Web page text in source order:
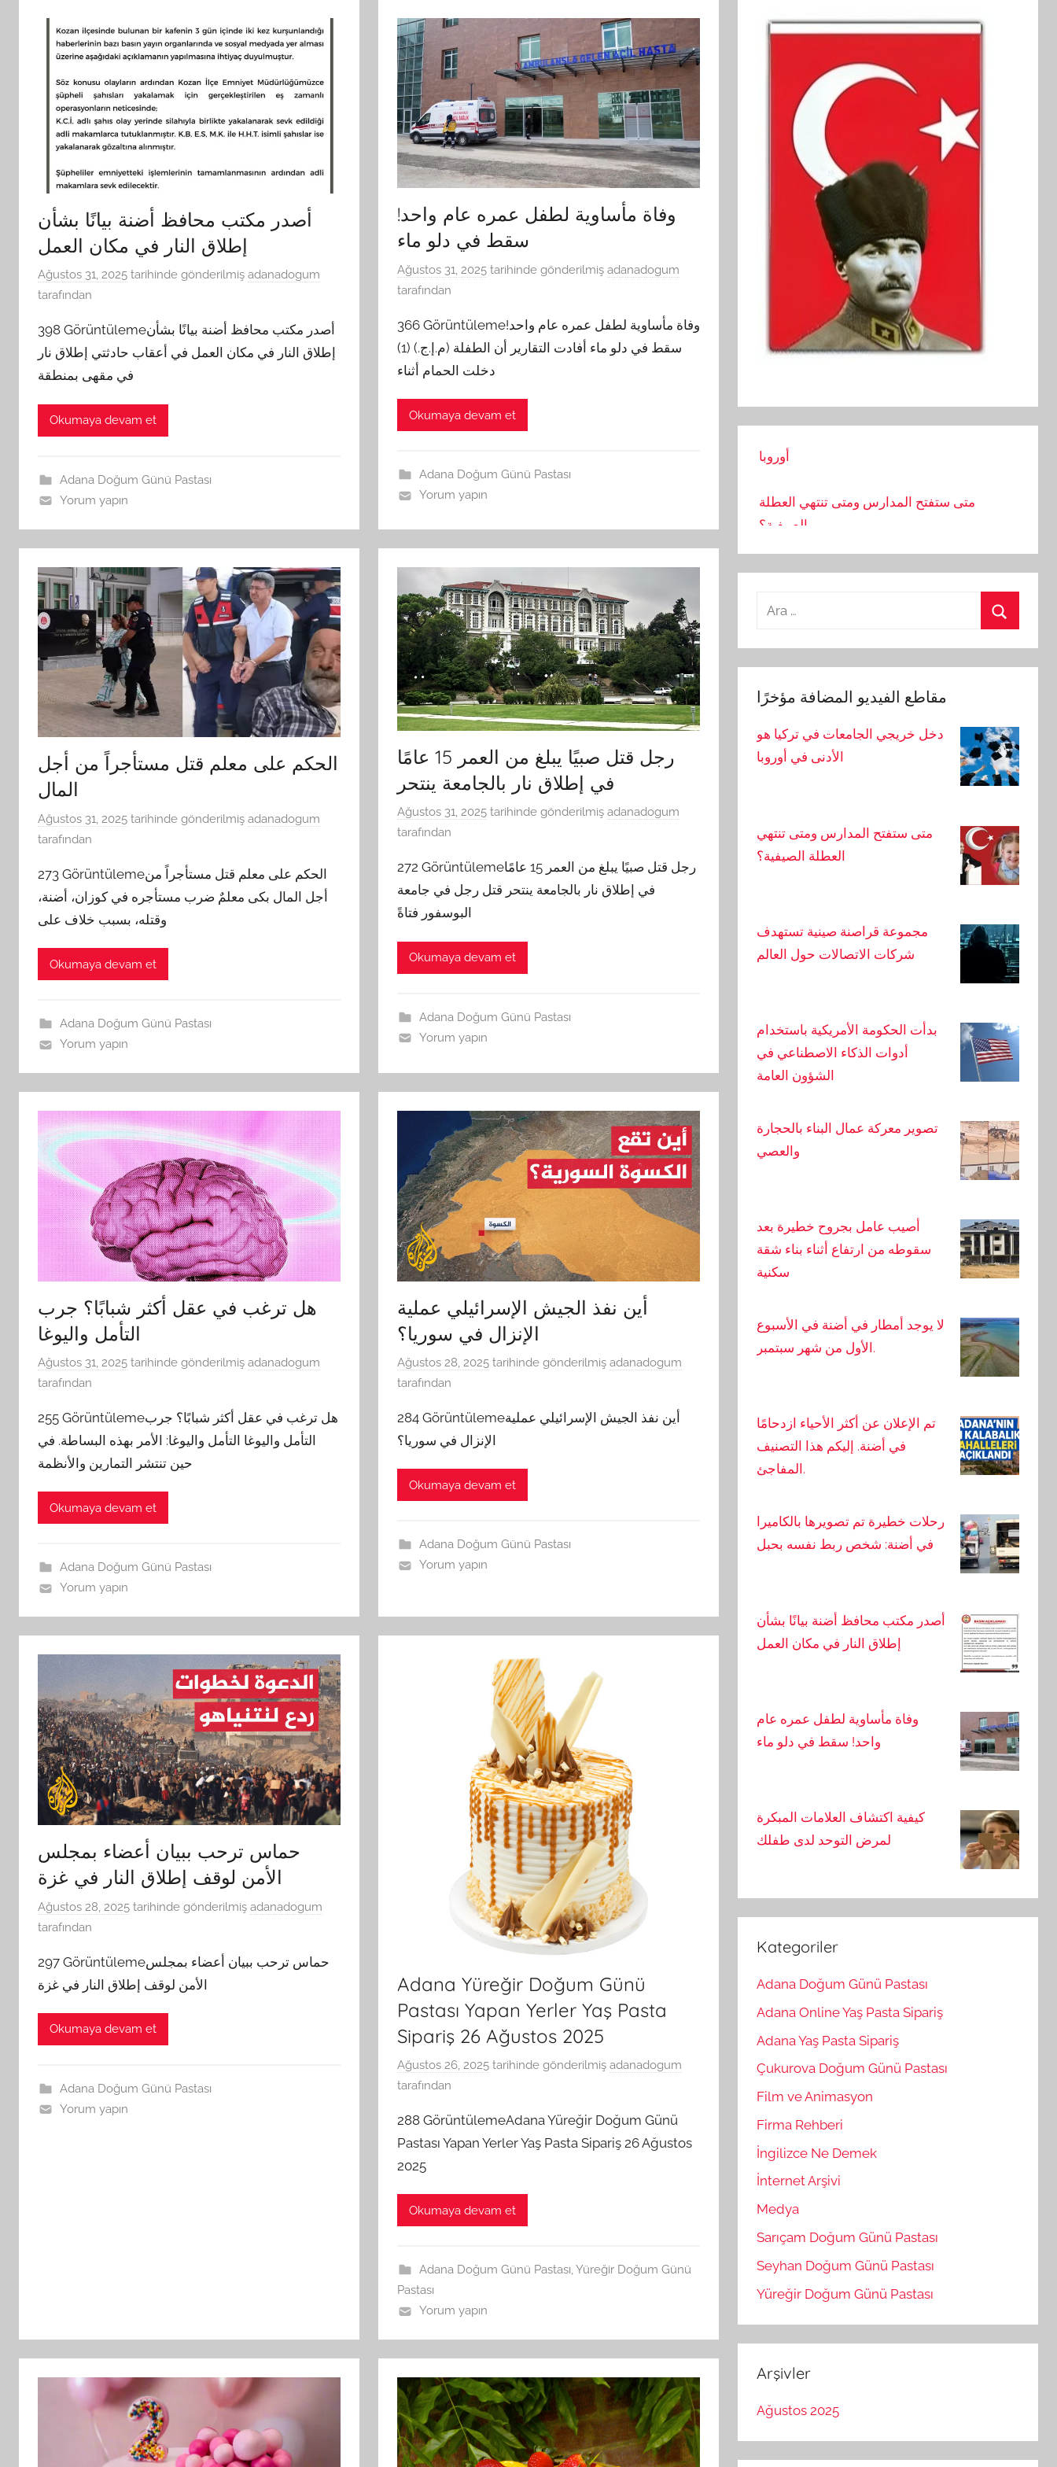
Yerler
Adana
Yaş
Pasta
Siparişi
أصدر مكتب محافظ أضنة بيانًا بشأن
إطلاق النار في مكان العمل
Ağustos 31, 2025 tarihinde gönderilmiş adanadogum
tarafından
398 Görüntülemeأصدر مكتب محافظ أضنة بيانًا بشأن
إطلاق النار في مكان العمل في أعقاب حادثتي إطلاق نار
في مقهى بمنطقة
Okumaya devam et
Adana Doğum Günü Pastası
Yorum yapın
وفاة مأساوية لطفل عمره عام واحد!
سقط في دلو ماء
Ağustos 31, 2025 tarihinde gönderilmiş adanadogum
tarafından
366 Görüntülemeوفاة مأساوية لطفل عمره عام واحد!
سقط في دلو ماء أفادت التقارير أن الطفلة (م.إ.ج.) (1)
دخلت الحمام أثناء
Okumaya devam et
Adana Doğum Günü Pastası
Yorum yapın
الحكم على معلم قتل مستأجراً من أجل
المال
Ağustos 31, 2025 tarihinde gönderilmiş adanadogum
tarafından
273 Görüntülemeالحكم على معلم قتل مستأجراً من
أجل المال بكى معلمٌ ضرب مستأجره في كوزان، أضنة،
وقتله، بسبب خلاف على
Okumaya devam et
Adana Doğum Günü Pastası
Yorum yapın
رجل قتل صبيًا يبلغ من العمر 15 عامًا
في إطلاق نار بالجامعة ينتحر
Ağustos 31, 2025 tarihinde gönderilmiş adanadogum
tarafından
272 Görüntülemeرجل قتل صبيًا يبلغ من العمر 15 عامًا
في إطلاق نار بالجامعة ينتحر قتل رجل في جامعة
البوسفور فتاةً
Okumaya devam et
Adana Doğum Günü Pastası
Yorum yapın
هل ترغب في عقل أكثر شبابًا؟ جرب
التأمل واليوغا
Ağustos 31, 2025 tarihinde gönderilmiş adanadogum
tarafından
255 Görüntülemeهل ترغب في عقل أكثر شبابًا؟ جرب
التأمل واليوغا التأمل واليوغا: الأمر بهذه البساطة. في
حين تنتشر التمارين والأنظمة
Okumaya devam et
Adana Doğum Günü Pastası
Yorum yapın
أين نفذ الجيش الإسرائيلي عملية
الإنزال في سوريا؟
Ağustos 28, 2025 tarihinde gönderilmiş adanadogum
tarafından
284 Görüntülemeأين نفذ الجيش الإسرائيلي عملية
الإنزال في سوريا؟
Okumaya devam et
Adana Doğum Günü Pastası
Yorum yapın
حماس ترحب ببيان أعضاء بمجلس
الأمن لوقف إطلاق النار في غزة
Ağustos 28, 2025 tarihinde gönderilmiş adanadogum
tarafından
297 Görüntülemeحماس ترحب ببيان أعضاء بمجلس
الأمن لوقف إطلاق النار في غزة
Okumaya devam et
Adana Doğum Günü Pastası
Yorum yapın
Adana Yüreğir Doğum Günü
Pastası Yapan Yerler Yaş Pasta
Sipariş 26 Ağustos 2025
Ağustos 26, 2025 tarihinde gönderilmiş adanadogum
tarafından
288 GörüntülemeAdana Yüreğir Doğum Günü
Pastası Yapan Yerler Yaş Pasta Sipariş 26 Ağustos
2025
Okumaya devam et
Adana Doğum Günü Pastası,Yüreğir Doğum Günü
Pastası
Yorum yapın
دخل خريجي الجامعات في تركيا هو الأدنى في
الصيفية؟
الاتصالات حول العالم
بدأت الحكومة الأمريكية باستخدام أدوات الذكاء
أصيب عامل بجروح خطيرة بعد سقوطه من
ارتفاع أثناء بناء شقة سكنية
تم الإعلان عن أكثر الأحياء ازدحامًا في أضنة.
رحلات خطيرة تم تصويرها بالكاميرا في أضنة:
شخص ربط نفسه بحبل
في مكان العمل
Arama:
مقاطع الفيديو المضافة مؤخرًا
دخل خريجي الجامعات في تركيا هو
الأدنى في أوروبا
متى ستفتح المدارس ومتى تنتهي
العطلة الصيفية؟
مجموعة قراصنة صينية تستهدف
شركات الاتصالات حول العالم
بدأت الحكومة الأمريكية باستخدام
أدوات الذكاء الاصطناعي في
الشؤون العامة
تصوير معركة عمال البناء بالحجارة
والعصي
أصيب عامل بجروح خطيرة بعد
سقوطه من ارتفاع أثناء بناء شقة
سكنية
لا يوجد أمطار في أضنة في الأسبوع
الأول من شهر سبتمبر.
تم الإعلان عن أكثر الأحياء ازدحامًا
في أضنة. إليكم هذا التصنيف
المفاجئ.
رحلات خطيرة تم تصويرها بالكاميرا
في أضنة: شخص ربط نفسه بحبل
أصدر مكتب محافظ أضنة بيانًا بشأن
إطلاق النار في مكان العمل
وفاة مأساوية لطفل عمره عام
واحد! سقط في دلو ماء
كيفية اكتشاف العلامات المبكرة
لمرض التوحد لدى طفلك
Kategoriler
Adana Doğum Günü Pastası
Adana Online Yaş Pasta Sipariş
Adana Yaş Pasta Sipariş
Çukurova Doğum Günü Pastası
Film ve Animasyon
Firma Rehberi
İngilizce Ne Demek
İnternet Arşivi
Medya
Sarıçam Doğum Günü Pastası
Seyhan Doğum Günü Pastası
Yüreğir Doğum Günü Pastası
Arşivler
Ağustos 2025